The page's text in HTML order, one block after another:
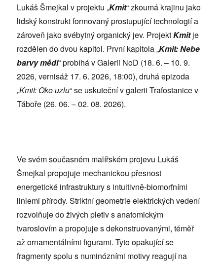
Lukáš Šmejkal v projektu „Kmit“zkoumá krajinu jako
lidský konstrukt formovaný prostupující technologií a
zároveň jako svébytný organický jev. ProjektKmitje
rozdělen do dvou kapitol. První kapitola „Kmit: Nebe
barvy mědi“ probíhá v Galerii NoD (18. 6. – 10. 9.
2026, vernisáž 17. 6. 2026, 18:00), druhá epizoda
„Kmit: Oko uzlu“ se uskuteční v galerii Trafostanice v
Táboře (26. 06. – 02. 08. 2026).
Ve svém současném malířském projevu Lukáš
Šmejkal propojuje mechanickou přesnost
energetické infrastruktury s intuitivně-biomorfními
liniemi přírody. Striktní geometrie elektrických vedení
rozvolňuje do živých pletiv s anatomickým
tvaroslovím a propojuje s dekonstruovanými, téměř
až ornamentálními figurami. Tyto opakující se
fragmenty spolu s numinózními motivy reagují na